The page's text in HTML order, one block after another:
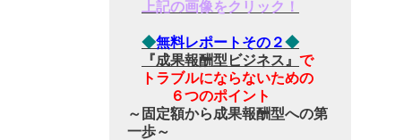
上記の画像をクリック！
◆無料レポートその２◆
『成果報酬型ビジネス』 で
トラブルにならないための
６つのポイント
～固定額から成果報酬型への第
一歩～